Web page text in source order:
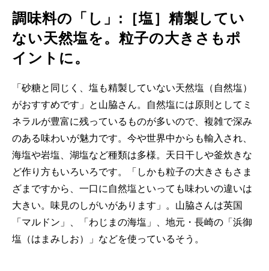
調味料の「し」:［塩］精製してい
ない天然塩を。粒子の大きさもポ
イントに。
「砂糖と同じく、塩も精製していない天然塩（自然塩）
がおすすめです」と山脇さん。自然塩には原則としてミ
ネラルが豊富に残っているものが多いので、複雑で深み
のある味わいが魅力です。今や世界中からも輸入され、
海塩や岩塩、湖塩など種類は多様。天日干しや釜炊きな
ど作り方もいろいろです。「しかも粒子の大きさもさま
ざまですから、一口に自然塩といっても味わいの違いは
大きい。味見のしがいがあります」。山脇さんは英国
「マルドン」、「わじまの海塩」、地元・長崎の「浜御
塩（はまみしお）」などを使っているそう。